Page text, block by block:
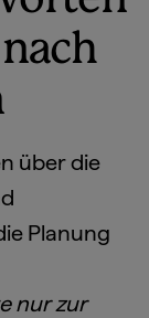
über die
Planung
nur zur